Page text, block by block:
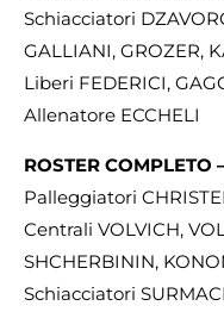
Schiacciatori
GALLIANI, GROZER,
Liberi FEDERICI,
Allenatore ECCHELI
ROSTER COMPLETO
Palleggiatori
Centrali VOLVICH,
SHCHERBININ,
Schiacciatori